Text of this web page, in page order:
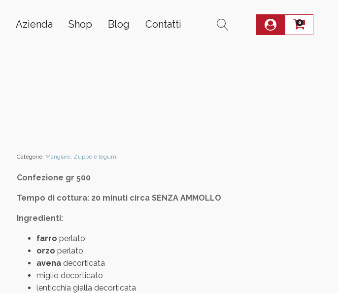
Azienda Shop Blog Contatti 0
Categorie: Mangiare, Zuppe e legumi
Confezione gr 500
Tempo di cottura: 20 minuti circa SENZA AMMOLLO
Ingredienti:
farro perlato
orzo perlato
avena decorticata
miglio decorticato
lenticchia gialla decorticata